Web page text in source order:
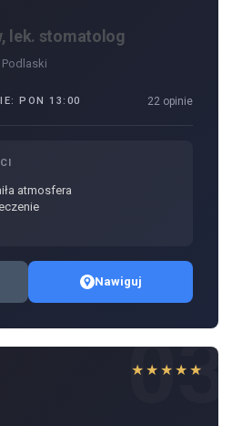
lek. stomatolog
Podlaski
PON 13:00 22 opinie
atmosfera
Nawiguj
03
★★★★★